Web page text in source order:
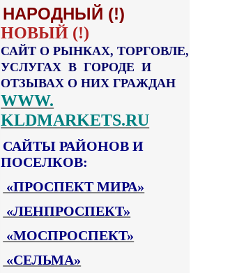
НАРОДНЫЙ (!)
НОВЫЙ (!)
САЙТ О РЫНКАХ, ТОРГОВЛЕ,
УСЛУГАХ В ГОРОДЕ И
ОТЗЫВАХ О НИХ ГРАЖДАН
WWW.
KLDMARKETS.RU
САЙТЫ РАЙОНОВ И
ПОСЕЛКОВ:
«ПРОСПЕКТ МИРА»
«ЛЕНПРОСПЕКТ»
«МОСПРОСПЕКТ»
«СЕЛЬМА»